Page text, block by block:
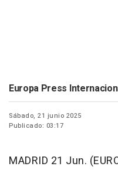
Europa Press
Sábado, 21 junio 2025
Publicado: 03:17
MADRID 21 Jun.